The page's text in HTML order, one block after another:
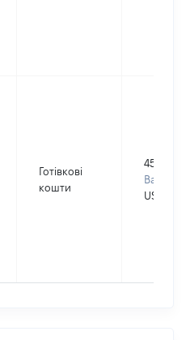
Готівкові
кошти
45000
Валюта:
USD